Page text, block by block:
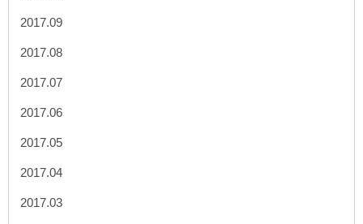
2017.09
2017.08
2017.07
2017.06
2017.05
2017.04
2017.03